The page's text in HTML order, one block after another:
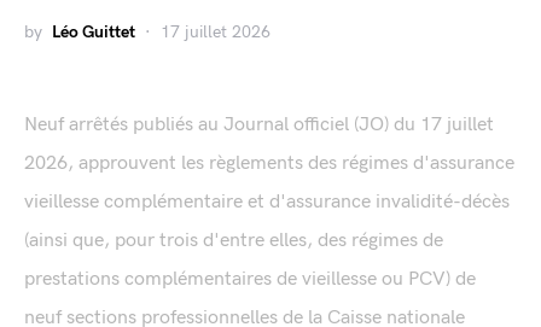
by Léo Guittet 17 juillet 2026
Neuf arrêtés publiés au Journal officiel (JO) du 17 juillet
2026, approuvent les règlements des régimes d'assurance
vieillesse complémentaire et d'assurance invalidité-décès
(ainsi que, pour trois d'entre elles, des régimes de
prestations complémentaires de vieillesse ou PCV) de
neuf sections professionnelles de la Caisse nationale